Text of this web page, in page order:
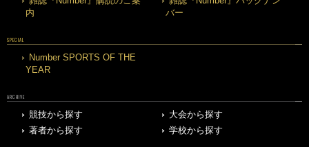
内
バー
SPECIAL
Number SPORTS OF THE
YEAR
ARCHIVE
競技から探す
大会から探す
著者から探す
学校から探す